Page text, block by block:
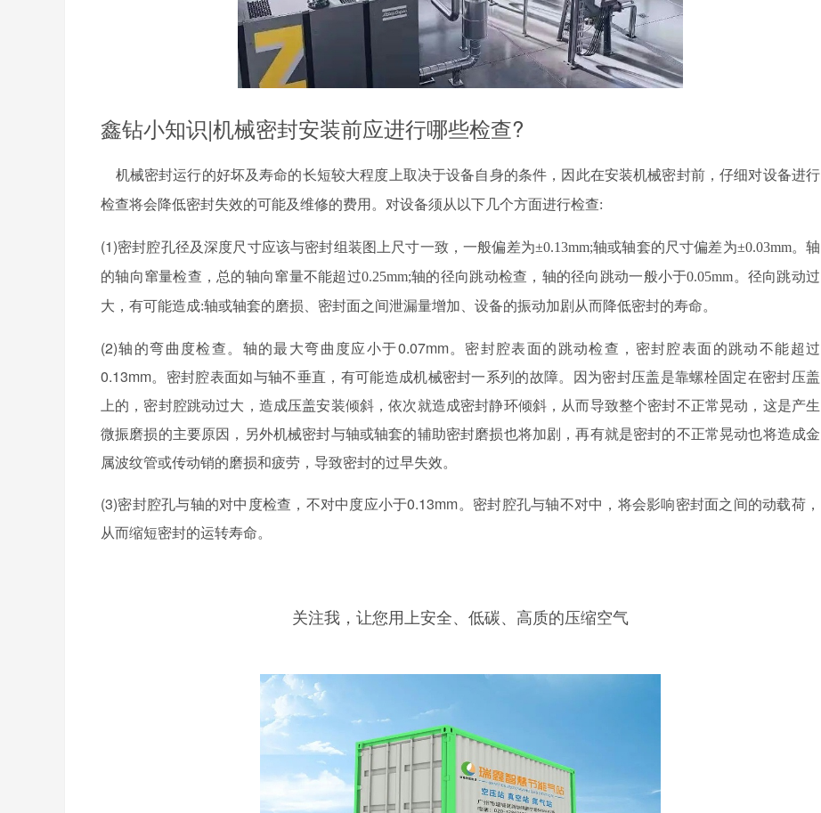
鑫钻小知识|机械密封安装前应进行哪些检查?
机械密封运行的好坏及寿命的长短较大程度上取决于设备自身的条件，因此在安装机械密封前，仔细对设备进行
检查将会降低密封失效的可能及维修的费用。对设备须从以下几个方面进行检查:
(1)密封腔孔径及深度尺寸应该与密封组装图上尺寸一致，一般偏差为±0.13mm;轴或轴套的尺寸偏差为±0.03mm。轴
的轴向窜量检查，总的轴向窜量不能超过0.25mm;轴的径向跳动检查，轴的径向跳动一般小于0.05mm。径向跳动过
大，有可能造成:轴或轴套的磨损、密封面之间泄漏量增加、设备的振动加剧从而降低密封的寿命。
(2)轴的弯曲度检查。轴的最大弯曲度应小于0.07mm。密封腔表面的跳动检查，密封腔表面的跳动不能超过
0.13mm。密封腔表面如与轴不垂直，有可能造成机械密封一系列的故障。因为密封压盖是靠螺栓固定在密封压盖
上的，密封腔跳动过大，造成压盖安装倾斜，依次就造成密封静环倾斜，从而导致整个密封不正常晃动，这是产生
微振磨损的主要原因，另外机械密封与轴或轴套的辅助密封磨损也将加剧，再有就是密封的不正常晃动也将造成金
属波纹管或传动销的磨损和疲劳，导致密封的过早失效。
(3)密封腔孔与轴的对中度检查，不对中度应小于0.13mm。密封腔孔与轴不对中，将会影响密封面之间的动载荷，
从而缩短密封的运转寿命。
关注我，让您用上安全、低碳、高质的压缩空气